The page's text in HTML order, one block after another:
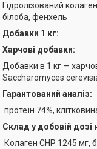
Гідролізований
білоба, фенхель
Добавки 1 кг:
Харчові добавки:
Добавки в 1 кг —
Saccharomyces
Гарантований аналіз:
протеїн 74%,
Склад у добовій дозі
Колаген СНР 1245 мг,